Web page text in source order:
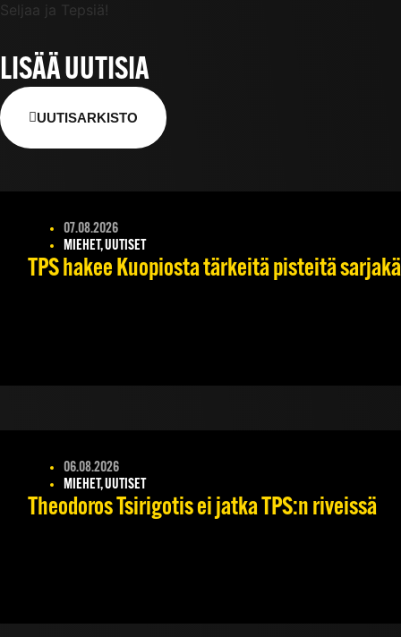
Seljaa ja Tepsiä!
LISÄÄ UUTISIA
UUTISARKISTO
07.08.2026
MIEHET, UUTISET
TPS hakee Kuopiosta tärkeitä pisteitä
06.08.2026
MIEHET, UUTISET
Theodoros Tsirigotis ei jatka TPS:n riveissä